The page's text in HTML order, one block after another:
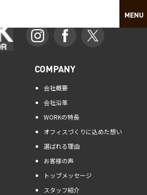
COMPANY
会社概要
会社沿革
WORKの特長
オフィスづくりに込めた想い
選ばれる理由
お客様の声
トップメッセージ
スタッフ紹介